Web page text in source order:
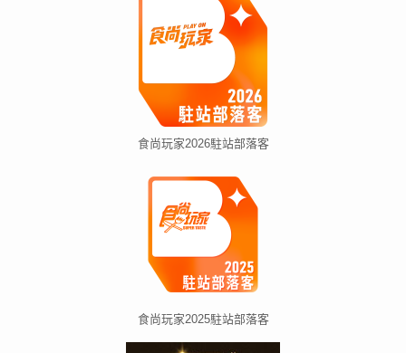
食尚玩家2026駐站部落客
食尚玩家2025駐站部落客